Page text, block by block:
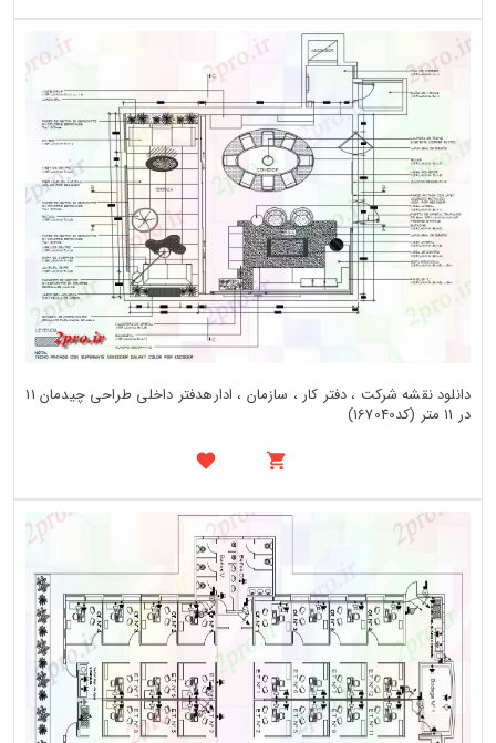
دانلود نقشه شرکت ، دفتر کار ، سازمان ، ادارهدفتر داخلی طراحی چیدمان 11
در 11 متر (کد167040)